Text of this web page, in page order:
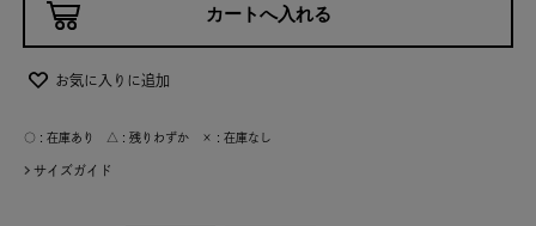
お気に入りに追加
○ : 在庫あり △ : 残りわずか × : 在庫なし
サイズガイド